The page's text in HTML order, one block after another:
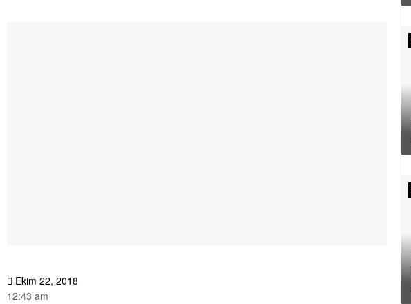
Ekim 22, 2018
12:43 am